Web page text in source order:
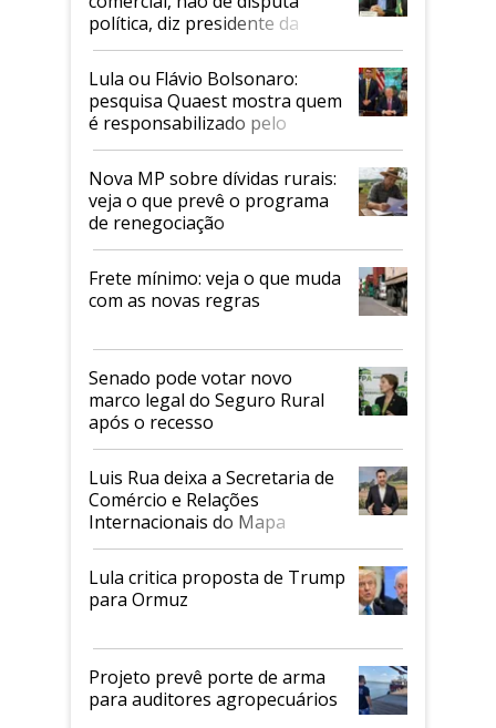
política, diz presidente da
Faesp
Lula ou Flávio Bolsonaro:
pesquisa Quaest mostra quem
é responsabilizado pelo
tarifaço dos EUA
Nova MP sobre dívidas rurais:
veja o que prevê o programa
de renegociação
Frete mínimo: veja o que muda
com as novas regras
Senado pode votar novo
marco legal do Seguro Rural
após o recesso
Luis Rua deixa a Secretaria de
Comércio e Relações
Internacionais do Mapa
Lula critica proposta de Trump
para Ormuz
Projeto prevê porte de arma
para auditores agropecuários